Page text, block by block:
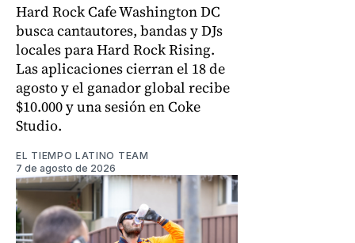
Hard Rock Cafe Washington DC
busca cantautores, bandas y DJs
locales para Hard Rock Rising.
Las aplicaciones cierran el 18 de
agosto y el ganador global recibe
$10.000 y una sesión en Coke
Studio.
EL TIEMPO LATINO TEAM
7 de agosto de 2026